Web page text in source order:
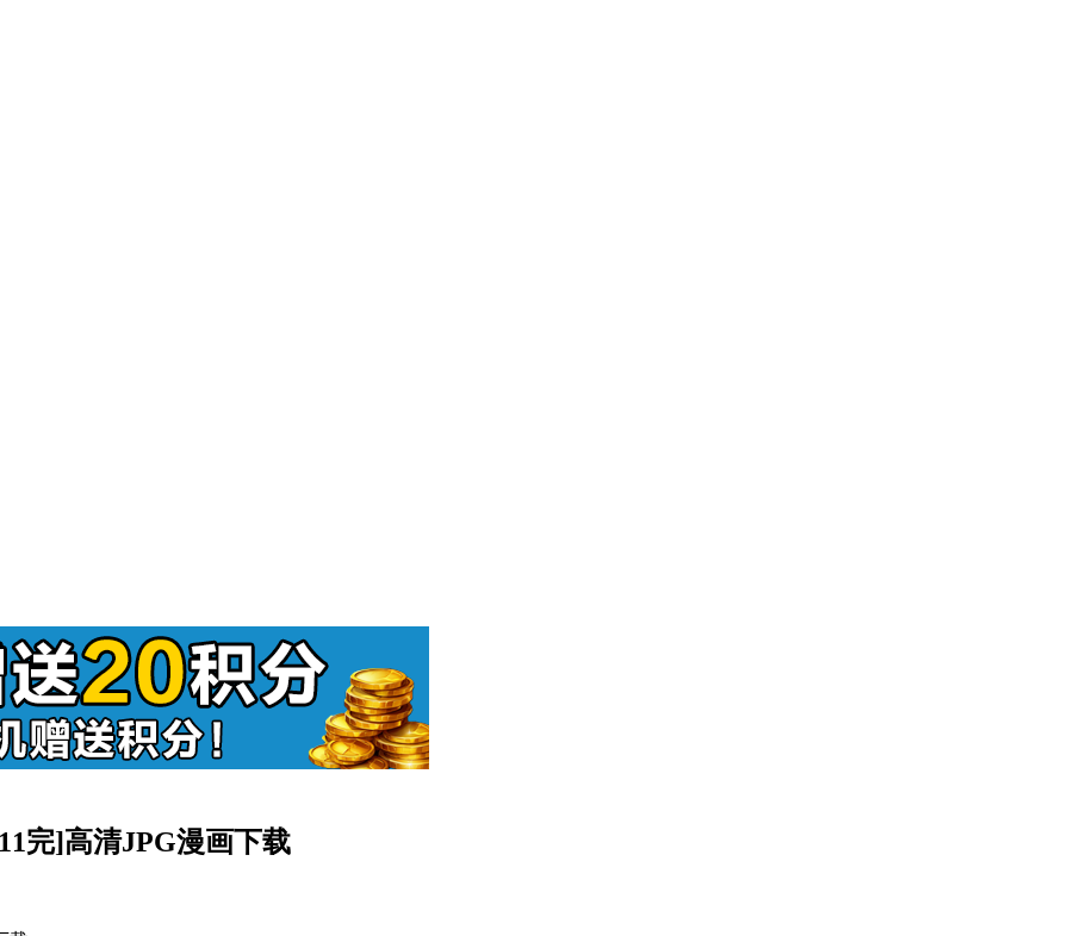
完]高清JPG漫画下载